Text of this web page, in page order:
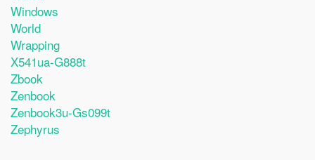
Windows
World
Wrapping
X541ua-G888t
Zbook
Zenbook
Zenbook3u-Gs099t
Zephyrus